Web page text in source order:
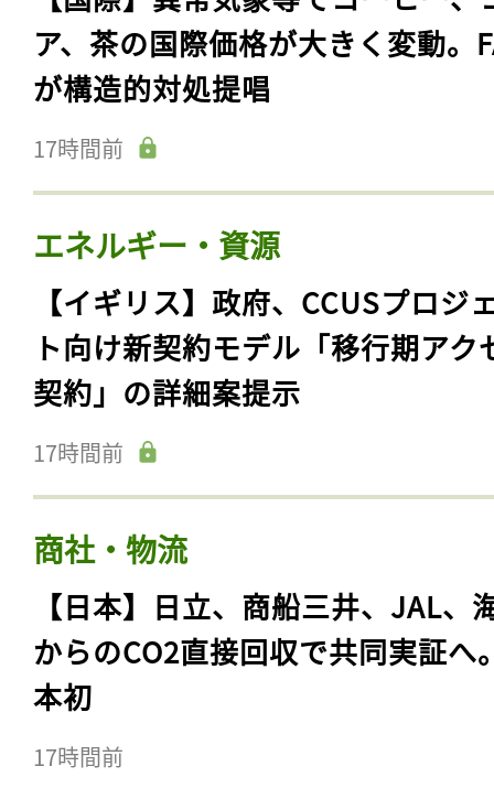
ア、茶の国際価格が大きく変動。
が構造的対処提唱
17時間前
エネルギー・資源
【イギリス】政府、CCUSプロジ
ト向け新契約モデル「移行期アク
契約」の詳細案提示
17時間前
商社・物流
【日本】日立、商船三井、JAL、
からのCO2直接回収で共同実証へ
本初
17時間前